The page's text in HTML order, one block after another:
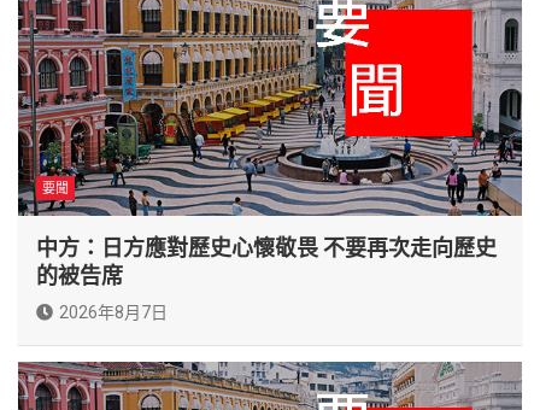
要聞
中方：日方應對歷史心懷敬畏 不要再次走向歷史
的被告席
2026年8月7日